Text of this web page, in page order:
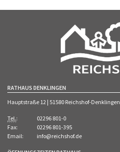
RATHAUS DENKLINGEN
Hauptstraße 12 | 51580 Reichshof-Denklingen
Tel.:
02296 801-0
Fax:
02296 801-395
Email:
info@reichshof.de